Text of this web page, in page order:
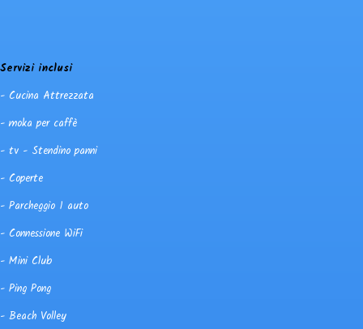
Servizi inclusi
- Cucina Attrezzata
- moka per caffè
- tv - Stendino panni
- Coperte
- Parcheggio 1 auto
- Connessione WiFi
- Mini Club
- Ping Pong
- Beach Volley